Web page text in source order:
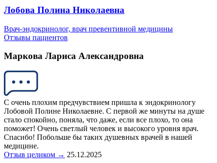
Лобова Полина Николаевна
Врач-эндокринолог, врач превентивной медицины
Отзывы пациентов
Маркова Лариса Александровна
С очень плохим предчувствием пришла к эндокринологу
Лобовой Полине Николаевне. С первой же минуты на душе
стало спокойно, поняла, что даже, если все плохо, то она
поможет! Очень светлый человек и высокого уровня врач.
Спасибо! Побольше бы таких душевных врачей в нашей
медицине.
Отзыв целиком → 25.12.2025